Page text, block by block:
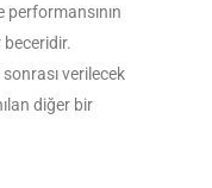
verilecek
diğer bir